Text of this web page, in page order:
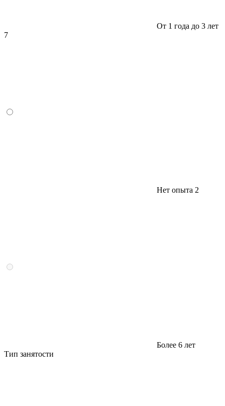
От 1 года до 3 лет
7
Нет опыта 2
Более 6 лет
Тип занятости